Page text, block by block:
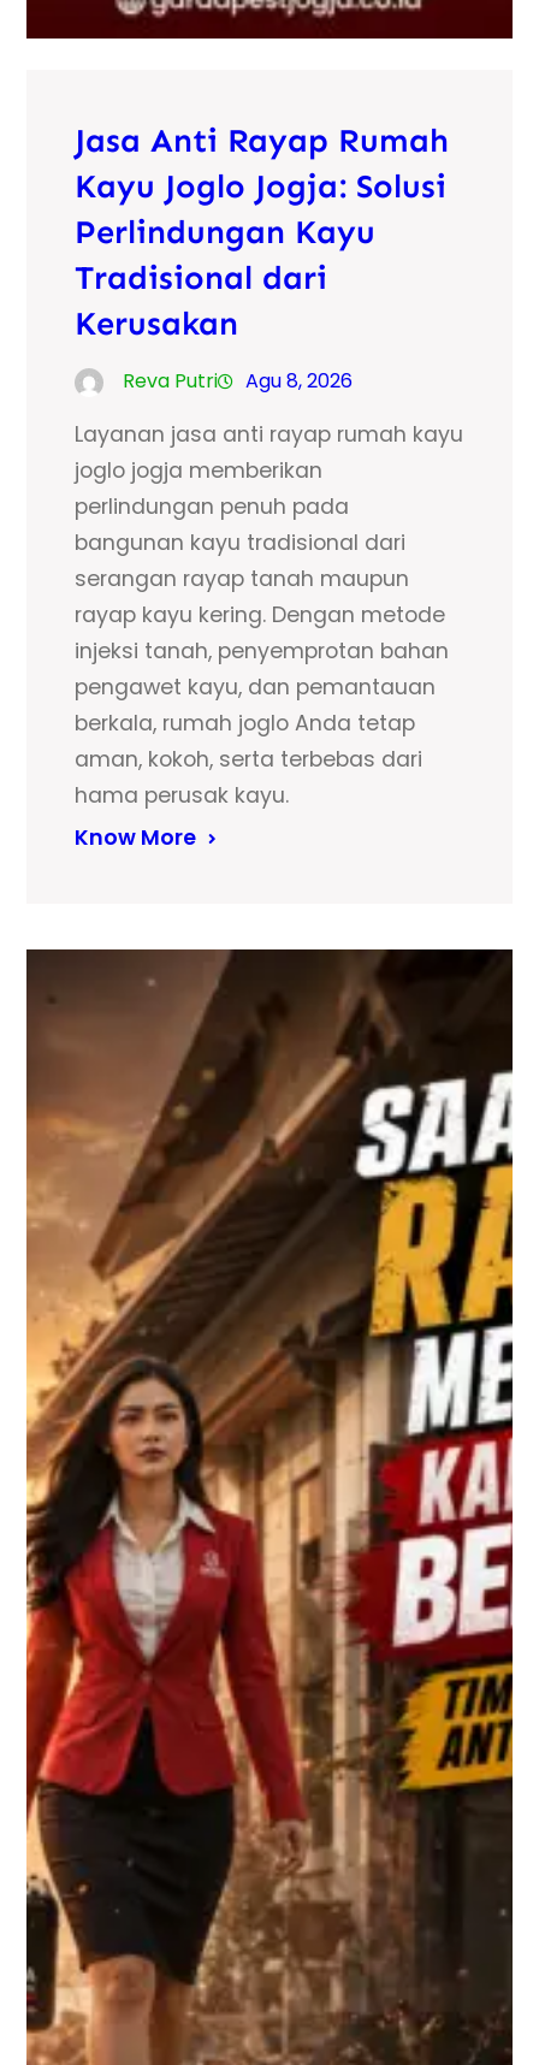
Jasa Anti Rayap Rumah
Kayu Joglo Jogja: Solusi
Perlindungan Kayu
Tradisional dari
Kerusakan
Reva Putri Agu 8, 2026
Layanan jasa anti rayap rumah kayu
joglo jogja memberikan
perlindungan penuh pada
bangunan kayu tradisional dari
serangan rayap tanah maupun
rayap kayu kering. Dengan metode
injeksi tanah, penyemprotan bahan
pengawet kayu, dan pemantauan
berkala, rumah joglo Anda tetap
aman, kokoh, serta terbebas dari
hama perusak kayu.
Know More